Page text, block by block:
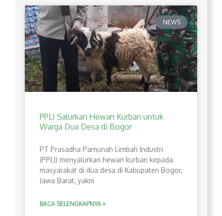
NEWS
PPLI Salurkan Hewan Kurban untuk
Warga Dua Desa di Bogor
PT Prasadha Pamunah Limbah Industri
(PPLI) menyalurkan hewan kurban kepada
masyarakat di dua desa di Kabupaten Bogor,
Jawa Barat, yakni
BACA SELENGKAPNYA »